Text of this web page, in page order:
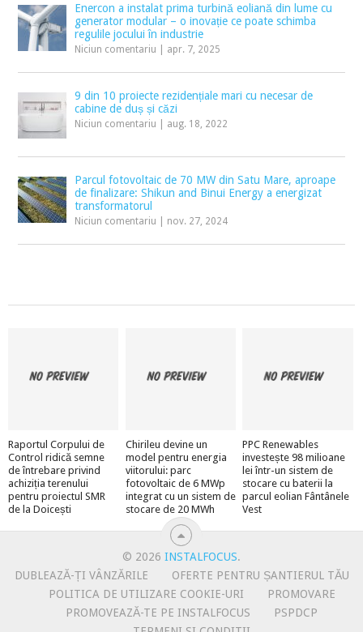
Enercon a instalat prima turbină eoliană din lume cu
generator modular – o inovație ce poate schimba
regulile jocului în industrie
Niciun comentariu apr. 7, 2025
9 din 10 proiecte rezidențiale mari cu necesar de
cabine de duș și căzi
Niciun comentariu aug. 18, 2022
Parcul fotovoltaic de 70 MW din Satu Mare, aproape
de finalizare: Shikun and Binui Energy a energizat
transformatorul
Niciun comentariu nov. 27, 2024
Raportul Corpului de
Control ridică semne
de întrebare privind
achiziția terenului
pentru proiectul SMR
de la Doicești
Chirileu devine un
model pentru energia
viitorului: parc
fotovoltaic de 6 MWp
integrat cu un sistem de
stocare de 20 MWh
PPC Renewables
investește 98 milioane
lei într-un sistem de
stocare cu baterii la
parcul eolian Fântânele
Vest
© 2026 INSTALFOCUS.
DUBLEAZĂ-ȚI VÂNZĂRILE
OFERTE PENTRU ȘANTIERUL TĂU
POLITICA DE UTILIZARE COOKIE-URI
PROMOVARE
PROMOVEAZĂ-TE PE INSTALFOCUS
PSPDCP